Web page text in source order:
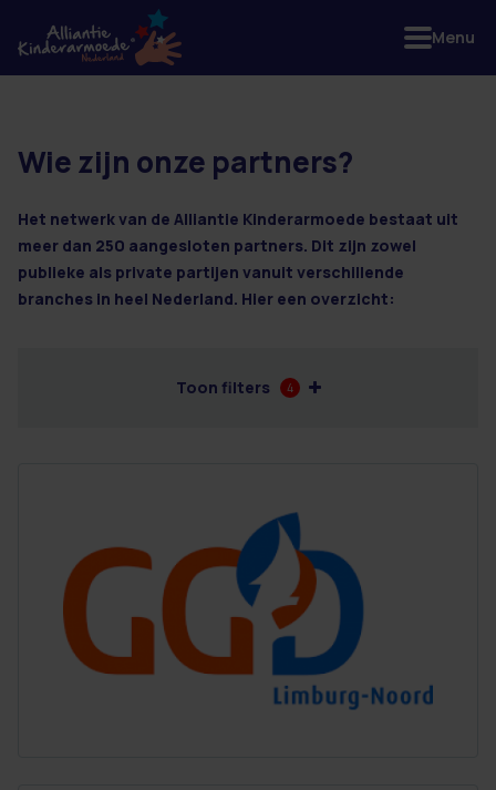
5 resultaten
Wie zijn onze partners?
Het netwerk van de Alliantie Kinderarmoede bestaat uit
meer dan 250 aangesloten partners. Dit zijn zowel
publieke als private partijen vanuit verschillende
branches in heel Nederland. Hier een overzicht:
Toon filters 4
Menu